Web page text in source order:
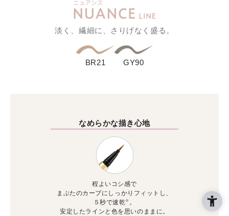
淡く、繊細に、さりげなく盛る。
BR21 GY90
なめらかな描き心地
程よいコシ感で
まぶたのカーブにしっかりフィットし、
５秒で速乾※ 。
安定したラインと色を思いのままに。